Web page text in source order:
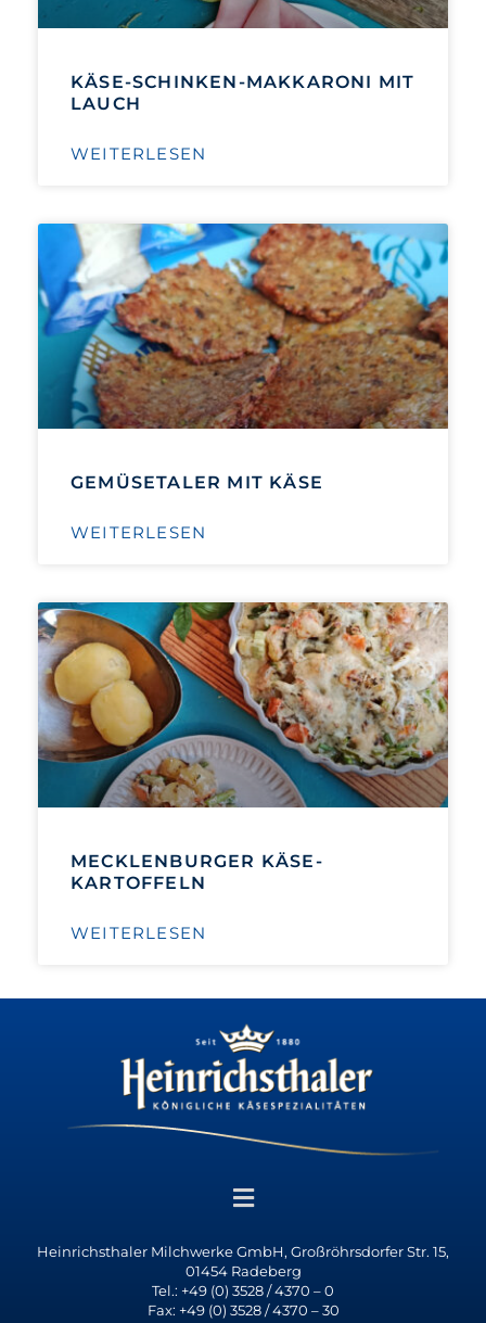
KÄSE-SCHINKEN-MAKKARONI MIT
LAUCH
WEITERLESEN
GEMÜSETALER MIT KÄSE
WEITERLESEN
MECKLENBURGER KÄSE-
KARTOFFELN
WEITERLESEN
Heinrichsthaler Milchwerke GmbH, Großröhrsdorfer Str. 15,
01454 Radeberg
Tel.: +49 (0) 3528 / 4370 – 0
Fax: +49 (0) 3528 / 4370 – 30